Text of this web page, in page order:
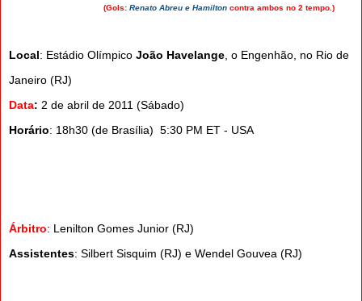
(Gols: Renato Abreu e Hamilton contra ambos no 2 tempo.)
Local: Estádio Olímpico João Havelange , o Engenhão, no Rio de
Janeiro (RJ)
Data: 2 de abril de 2011 (Sábado)
Horário: 18h30 (de Brasília) 5:30 PM ET - USA
Árbitro: Lenilton Gomes Junior (RJ)
Assistentes: Silbert Sisquim (RJ) e Wendel Gouvea (RJ)